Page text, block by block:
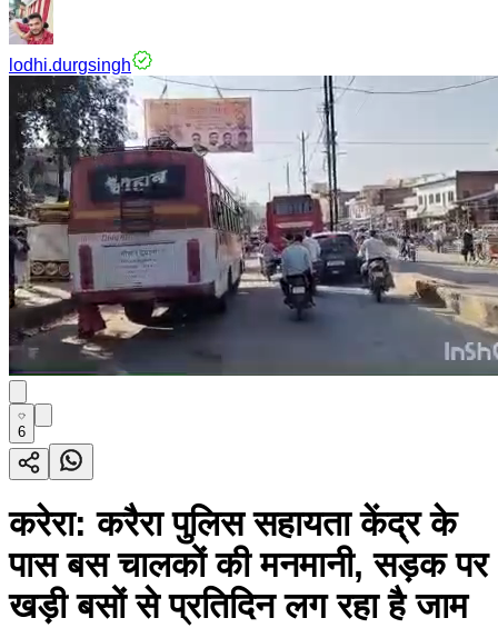
lodhi.durgsingh
6
करेरा: करैरा पुलिस सहायता केंद्र के
पास बस चालकों की मनमानी, सड़क पर
खड़ी बसों से प्रतिदिन लग रहा है जाम